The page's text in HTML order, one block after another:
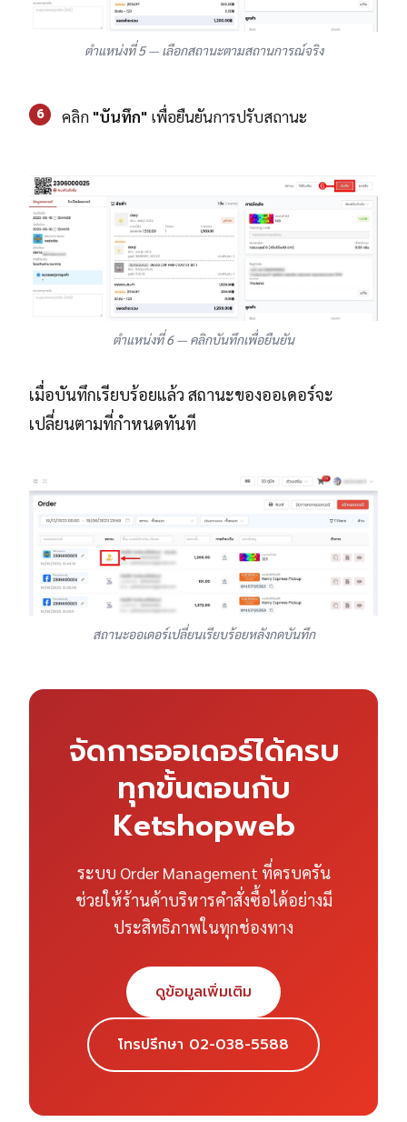
ตำแหน่งที่ 5 — เลือกสถานะตามสถานการณ์จริง
6 คลิก "บันทึก" เพื่อยืนยันการปรับสถานะ
ตำแหน่งที่ 6 — คลิกบันทึกเพื่อยืนยัน
เมื่อบันทึกเรียบร้อยแล้ว สถานะของออเดอร์จะ
เปลี่ยนตามที่กำหนดทันที
สถานะออเดอร์เปลี่ยนเรียบร้อยหลังกดบันทึก
จัดการออเดอร์ได้ครบ
ทุกขั้นตอนกับ
Ketshopweb
ระบบ Order Management ที่ครบครัน
ช่วยให้ร้านค้าบริหารคำสั่งซื้อได้อย่างมี
ประสิทธิภาพในทุกช่องทาง
ดูข้อมูลเพิ่มเติม
โทรปรึกษา 02-038-5588